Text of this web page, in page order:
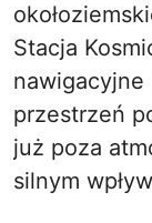
Stacja
przestrzeń
już poza
silnym